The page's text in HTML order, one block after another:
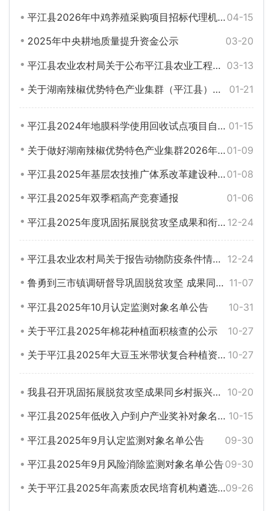
04-15
平江县2026年中鸡养殖采购项目招标代理机构比选方案
03-20
2025年中央耕地质量提升资金公示
03-13
平江县农业农村局关于公布平江县农业工程建设项目招投标投诉举报电话的公告（2026年）
01-21
关于湖南辣椒优势特色产业集群（平江县）第一次续建方案拟支持项目情况的公示
01-15
平江县2024年地膜科学使用回收试点项目自查报告
01-09
关于做好湖南辣椒优势特色产业集群2026年度续建项目申报及方案编制的通知
01-08
平江县2025年基层农技推广体系改革建设种植业农民技术员技能培训机构遴选结果公告
01-06
平江县2025年双季稻高产竞赛通报
12-24
平江县2025年度巩固拓展脱贫攻坚成果和衔接乡村振兴项目计划完成情况公告
12-24
平江县农业农村局关于报告动物防疫条件情况和防疫制度执行情况的通知
11-07
鲁勇到三市镇调研督导巩固脱贫攻坚 成果同乡村振兴有效衔接工作
10-31
平江县2025年10月认定监测对象名单公告
10-27
关于平江县2025年棉花种植面积核查的公示
10-27
关于平江县2025年大豆玉米带状复合种植资金补助的公示
10-20
我县召开巩固拓展脱贫攻坚成果同乡村振兴有效衔接工作调度会
10-15
平江县2025年低收入户到户产业奖补对象名单公告
09-30
平江县2025年9月认定监测对象名单公告
09-30
平江县2025年9月风险消除监测对象名单公告
09-26
关于平江县2025年高素质农民培育机构遴选结果的公示